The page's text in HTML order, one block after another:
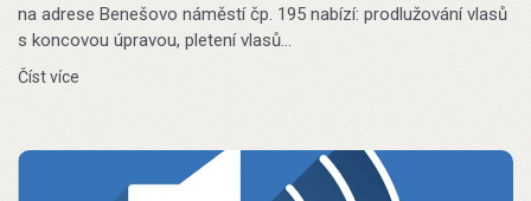
na adrese Benešovo náměstí čp. 195 nabízí: prodlužování vlasů
s koncovou úpravou, pletení vlasů…
Číst více